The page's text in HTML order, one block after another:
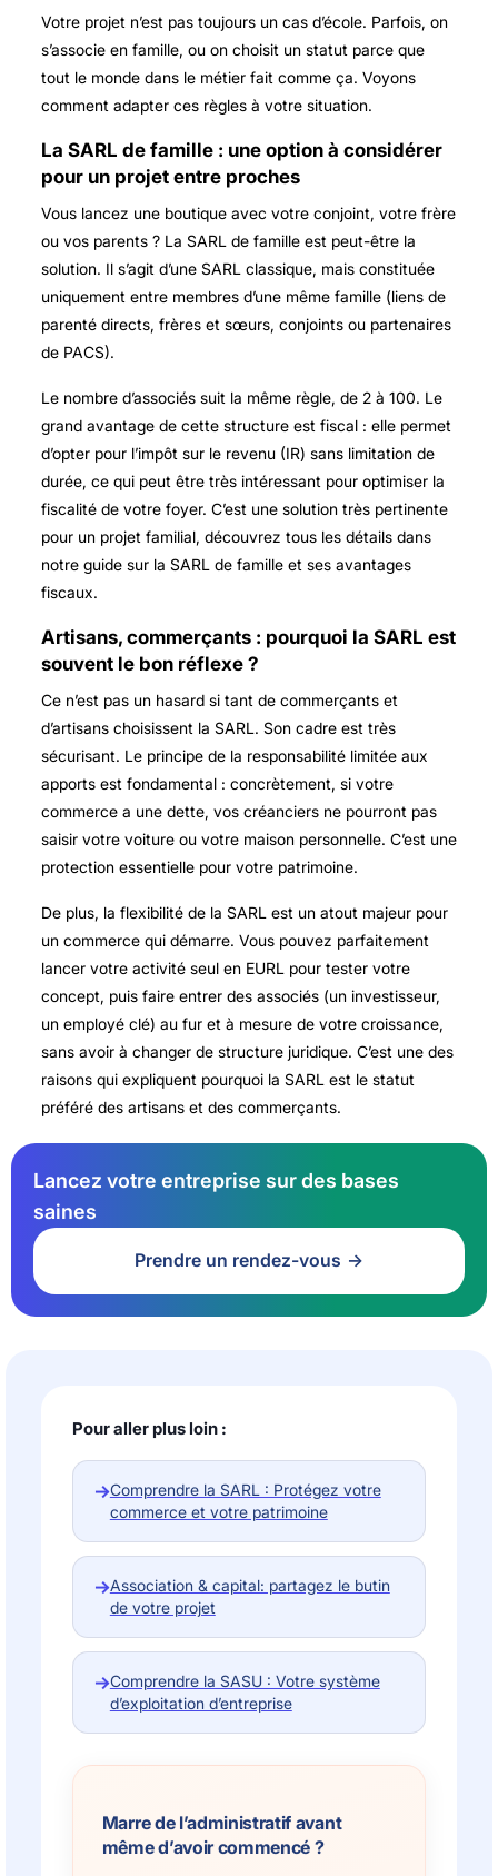
Votre projet n’est pas toujours un cas d’école. Parfois, on
s’associe en famille, ou on choisit un statut parce que
tout le monde dans le métier fait comme ça. Voyons
comment adapter ces règles à votre situation.
La SARL de famille : une option à considérer
pour un projet entre proches
Vous lancez une boutique avec votre conjoint, votre frère
ou vos parents ? La SARL de familleest peut-être la
solution. Il s’agit d’une SARL classique, mais constituée
uniquement entre membres d’une même famille (liens de
parenté directs, frères et sœurs, conjoints ou partenaires
de PACS).
Le nombre d’associés suit la même règle, de 2 à 100. Le
grand avantage de cette structure est fiscal : elle permet
d’opter pour l’impôt sur le revenu (IR) sans limitation de
durée, ce qui peut être très intéressant pour optimiser la
fiscalité de votre foyer. C’est une solution très pertinente
pour un projet familial, découvrez tous les détails dans
notre guide sur la SARL de famille et ses avantages
fiscaux.
Artisans, commerçants : pourquoi la SARL est
souvent le bon réflexe ?
Ce n’est pas un hasard si tant de commerçants et
d’artisans choisissent la SARL. Son cadre est très
sécurisant. Le principe de la responsabilité limitée aux
apports est fondamental : concrètement, si votre
commerce a une dette, vos créanciers ne pourront pas
saisir votre voiture ou votre maison personnelle. C’est une
protection essentielle pour votre patrimoine.
De plus, la flexibilité de la SARL est un atout majeur pour
un commerce qui démarre. Vous pouvez parfaitement
lancer votre activité seul en EURL pour tester votre
concept, puis faire entrer des associés (un investisseur,
un employé clé) au fur et à mesure de votre croissance,
sans avoir à changer de structure juridique. C’est une des
raisons qui expliquent pourquoi la SARL est le statut
préféré des artisans et des commerçants.
Lancez votre entreprise sur des bases
saines
Prendre un rendez-vous
Pour aller plus loin :
→Comprendre la SARL : Protégez votre
commerce et votre patrimoine
→Association & capital: partagez le butin
de votre projet
→Comprendre la SASU : Votre système
d’exploitation d’entreprise
Marre de l’administratif avant
même d’avoir commencé ?